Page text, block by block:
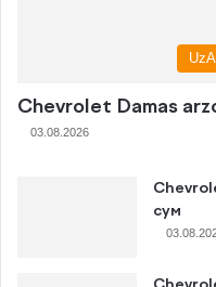
Chevrolet Damas
03.08.2026
сум